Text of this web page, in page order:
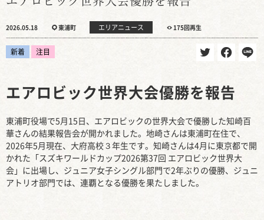
2026.05.18 東浦町 エリアニュース 175回再生
新着 注目
エアロビック世界大会優勝を報告
東浦町役場で5月15日、エアロビックの世界大会で優勝した知崎百
華さんの結果報告会が開かれました。地崎さんは東浦町在住で、
2026年5月現在、大府高校３年生です。知崎さんは4月に東京都で開
かれた「スズキワールドカップ2026第37回 エアロビック世界大
会」に出場し、ジュニア女子シングル部門で2年ぶりの優勝、ジュニ
アトリオ部門では、連覇となる優勝を果たしました。